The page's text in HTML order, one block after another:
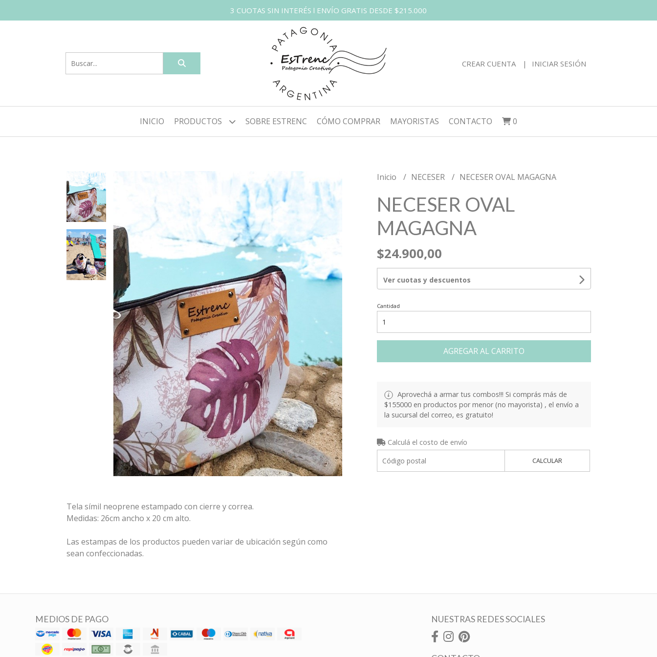
3 CUOTAS SIN INTERÉS l ENVÍO GRATIS DESDE $215.000
CREAR CUENTA INICIAR SESIÓN
INICIO PRODUCTOS SOBRE ESTRENC CÓMO COMPRAR MAYORISTAS CONTACTO 0
Tela símil neoprene estampado con cierre y correa.
Medidas: 26cm ancho x 20 cm alto.
Las estampas de los productos pueden variar de ubicación según como
sean confeccionadas.
Inicio NECESER NECESER OVAL MAGAGNA
NECESER OVAL
MAGAGNA
$24.900,00
Ver cuotas y descuentos
Cantidad
AGREGAR AL CARRITO
Aprovechá a armar tus combos!!! Si comprás más de
$155000 en productos por menor (no mayorista) , el envío a
la sucursal del correo, es gratuito!
Calculá el costo de envío
CALCULAR
MEDIOS DE PAGO NUESTRAS REDES SOCIALES